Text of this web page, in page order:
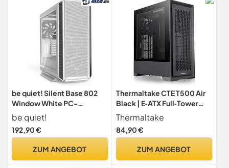
be quiet! Silent Base 802
Window White PC-
Gehäuse, 3X Pure Wings 2
140mm, 2 austauschbare
Top- und Frontcover,
Mainboardtray
be quiet!
192,90 €
ZUM ANGEBOT
Thermaltake CTE T500 Air
Black | E‑ATX Full‑Tower
PC‑Gehäuse | High‑Airflow |
Tempered‑Glass | Leiser
Betrieb
Thermaltake
84,90 €
ZUM ANGEBOT